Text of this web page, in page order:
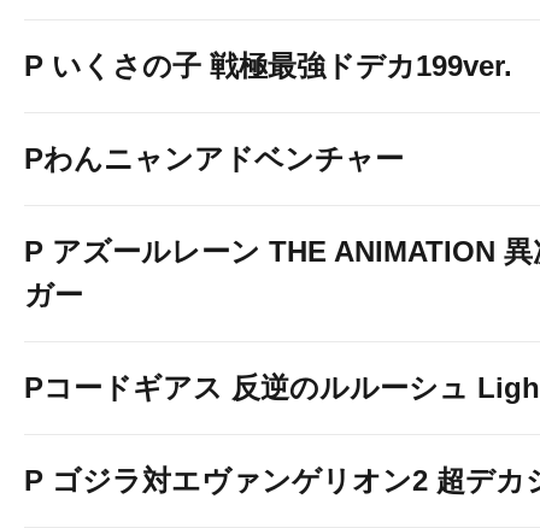
P いくさの子 戦極最強ドデカ199ver.
Pわんニャンアドベンチャー
P アズールレーン THE ANIMATION
ガー
Pコードギアス 反逆のルルーシュ
P ゴジラ対エヴァンゲリオン2 超デカ